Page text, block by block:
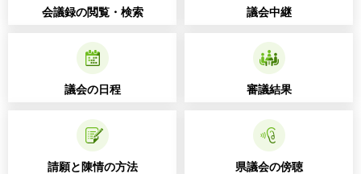
会議録の閲覧・検索 議会中継
議会の日程 審議結果
請願と陳情の方法 県議会の傍聴